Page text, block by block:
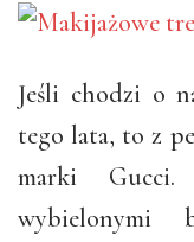
Jeśli chodzi o
tego lata, to z
marki Gucci.
wybielonymi